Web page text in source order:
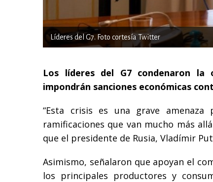
Líderes del G7. Foto cortesía Twitter
Los líderes del G7 condenaron la
impondrán sanciones económicas
“Esta crisis es una grave
ramificaciones que van mucho más
que el presidente de Rusia, Vladímir
Asimismo, señalaron que apoyan el
los principales productores y